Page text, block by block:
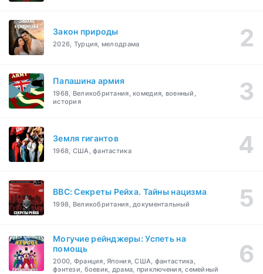
Закон природы
2026, Турция, мелодрама
Папашина армия
1968, Великобритания, комедия, военный,
история
Земля гигантов
1968, США, фантастика
BBC: Секреты Рейха. Тайны нацизма
1998, Великобритания, документальный
Могучие рейнджеры: Успеть на
помощь
2000, Франция, Япония, США, фантастика,
фэнтези, боевик, драма, приключения, семейный